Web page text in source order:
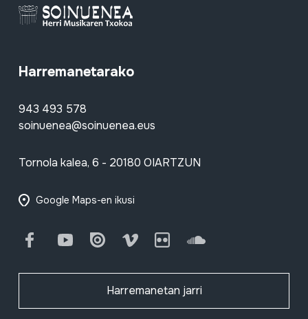
Harremanetarako
943 493 578
soinuenea@soinuenea.eus
Tornola kalea, 6 - 20180 OIARTZUN
Google Maps-en ikusi
FacebookYoutube Issuu Vimeo Flickr SoundCloud
Harremanetan jarri